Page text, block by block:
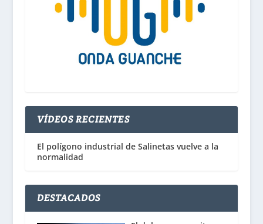
VÍDEOS RECIENTES
El polígono industrial de Salinetas vuelve a la
normalidad
DESTACADOS